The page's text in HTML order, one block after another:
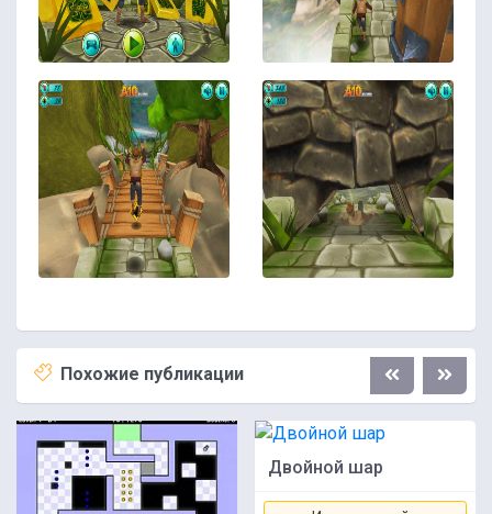
Похожие публикации
Двойной шар